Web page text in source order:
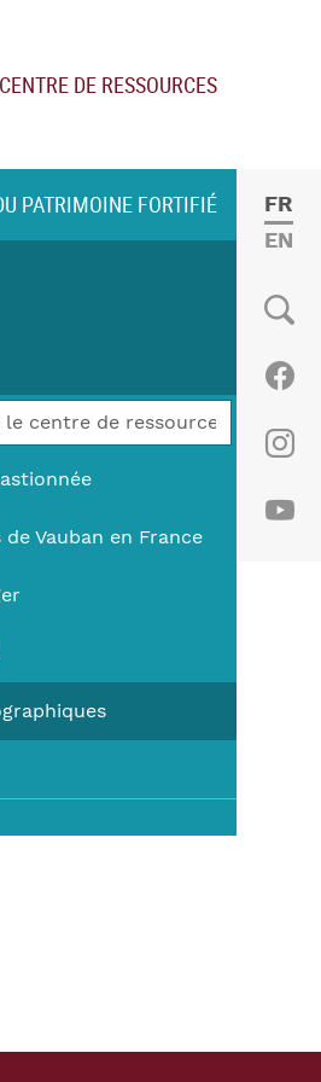
CENTRE DE RESSOURCES
Social
PATRIMOINE FORTIFIÉ
Vauban en France